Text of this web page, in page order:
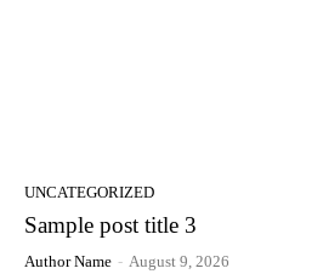
UNCATEGORIZED
Sample post title 3
Author Name - August 9, 2026